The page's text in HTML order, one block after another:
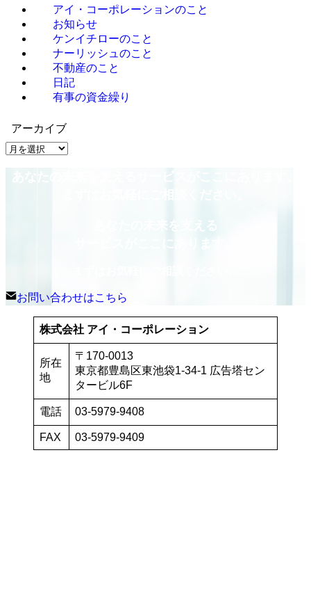
アイ・コーポレーションのこと
お知らせ
ケンイチローのこと
ナーリッシュのこと
不動産のこと
日記
有事の資金繰り
アーカイブ
ア
あなたの未来を支えるサービスがここにあります。
まずはお気軽にご相談ください。
あなたの未来を支える
サービスがここにあります。
お問い合わせはこちら
株式会社 アイ・コーポレーション
所在
地
〒170-0013
東京都豊島区東池袋1-34-1 広告塔セン
タービル6F
電話 03-5979-9408
FAX 03-5979-9409